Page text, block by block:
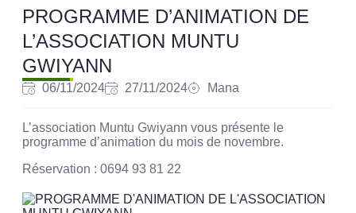
PROGRAMME D’ANIMATION DE
L’ASSOCIATION MUNTU
GWIYANN
06/11/2024 27/11/2024 Mana
L’association Muntu Gwiyann vous présente le
programme d’animation du mois de novembre.
Réservation : 0694 93 81 22